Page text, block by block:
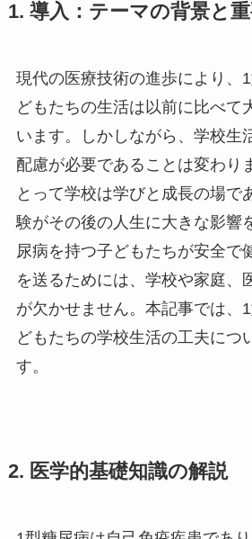
1. 導入：テーマの背景と
現代の医療技術の進歩により、
どもたちの生活は以前に比べて
います。しかしながら、学校生
配慮が必要であることは変わり
とって学校は学びと成長の場で
験がその後の人生に大きな影響
尿病を持つ子どもたちが安全で
を送るためには、学校や家庭、
が欠かせません。本記事では、
どもたちの学校生活の工夫につ
す。
2. 医学的基礎知識の解説